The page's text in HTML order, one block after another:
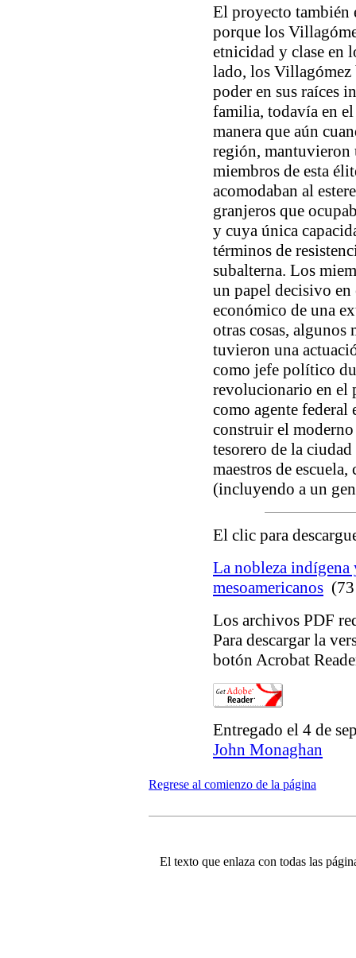
El proyecto también
porque los
etnicidad y clase en
lado, los Villagómez
poder en sus raíces
familia, todavía en
manera que aún
región, mantuvieron
miembros de esta
acomodaban al
granjeros que
y cuya única
términos de
subalterna. Los
un papel decisivo
económico de una
otras cosas,
tuvieron una
como jefe político
revolucionario en el
como agente federal
construir el
tesorero de la
maestros de
(incluyendo a un
El clic para
La nobleza indígena
mesoamericanos
Los archivos PDF
Para descargar la
botón Acrobat
Entregado el 4 de
John Monaghan
Regrese al comienzo de la página
El texto que enlaza con todas las